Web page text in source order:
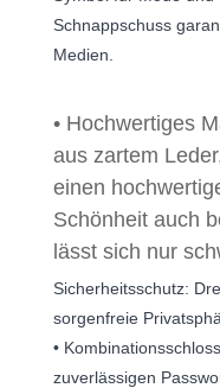
Schnappschuss
Medien.
• Hochwertiges
aus zartem
einen
Schönheit auch
lässt sich nur
Sicherheitsschutz:
sorgenfreie
•
zuverlässigen